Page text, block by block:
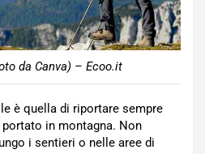
da Canva) – Ecoo.it
è quella di riportare sempre
in montagna. Non
i sentieri o nelle aree di